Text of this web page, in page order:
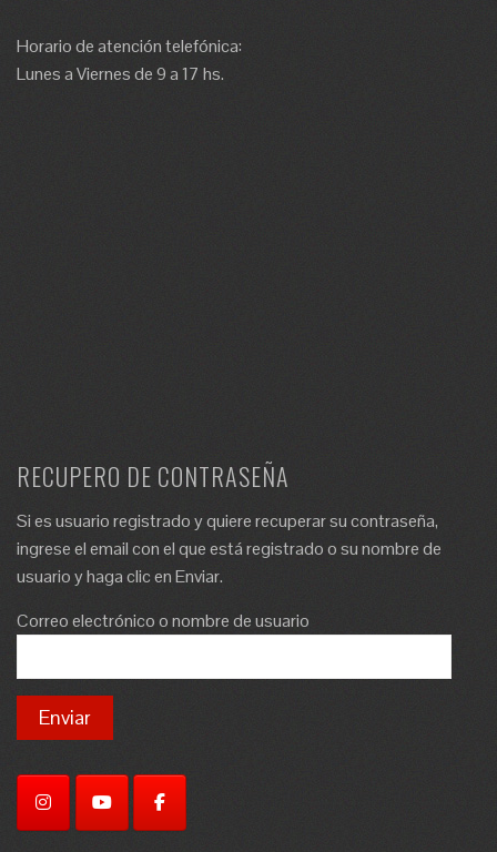
Horario de atención telefónica:
Lunes a Viernes de 9 a 17 hs.
RECUPERO DE CONTRASEÑA
Si es usuario registrado y quiere recuperar su contraseña,
ingrese el email con el que está registrado o su nombre de
usuario y haga clic en Enviar.
Correo electrónico o nombre de usuario